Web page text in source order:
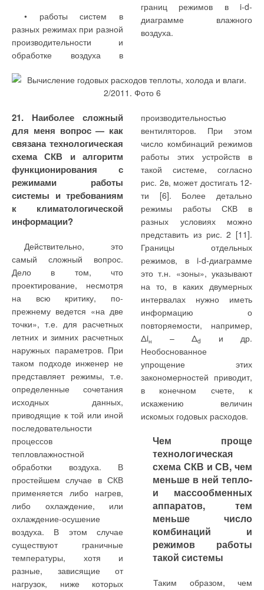
• работы систем в
разных режимах при разной
производительности и
обработке воздуха в
границ режимов в i-d-
диаграмме влажного
воздуха.
21. Наиболее сложный
для меня вопрос — как
связана технологическая
схема СКВ и алгоритм
функционирования с
режимами работы
системы и требованиям
к климатологической
информации?
Действительно, это
самый сложный вопрос.
Дело в том, что
проектирование, несмотря
на всю критику, по-
прежнему ведется «на две
точки», т.е. для расчетных
летних и зимних расчетных
наружных параметров. При
таком подходе инженер не
представляет режимы, т.е.
определенные сочетания
исходных данных,
приводящие к той или иной
последовательности
процессов
тепловлажностной
обработки воздуха. В
простейшем случае в СКВ
применяется либо нагрев,
либо охлаждение, или
охлаждение-осушение
воздуха. В этом случае
существуют граничные
температуры, хотя и
разные, зависящие от
нагрузок, ниже которых
производительностью
вентиляторов. При этом
число комбинаций режимов
работы этих устройств в
такой системе, согласно
рис. 2в, может достигать 12-
ти [6]. Более детально
режимы работы СКВ в
разных условиях можно
представить из рис. 2 [11].
Границы отдельных
режимов, в i-d-диаграмме
это т.н. «зоны», указывают
на то, в каких двумерных
интервалах нужно иметь
информацию о
повторяемости, например,
Δiн – Δd
и др.
Необоснованное
упрощение этих
закономерностей приводит,
в конечном счете, к
искажению величин
искомых годовых расходов.
Чем проще
технологическая
схема СКВ и СВ, чем
меньше в ней тепло-
и массообменных
аппаратов, тем
меньше число
комбинаций и
режимов работы
такой системы
Таким образом, чем